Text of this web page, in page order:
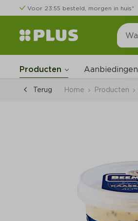
Voor 23:55 besteld, morgen in huis*
Producten Aanbiedingen
Terug Home Producten